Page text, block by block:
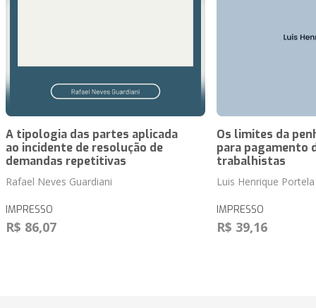
A tipologia das partes aplicada
ao incidente de resolução de
demandas repetitivas
Rafael Neves Guardiani
IMPRESSO
R$ 86,07
Os limites da
para pagamento
trabalhistas
Luis Henrique
IMPRESSO
R$ 39,16